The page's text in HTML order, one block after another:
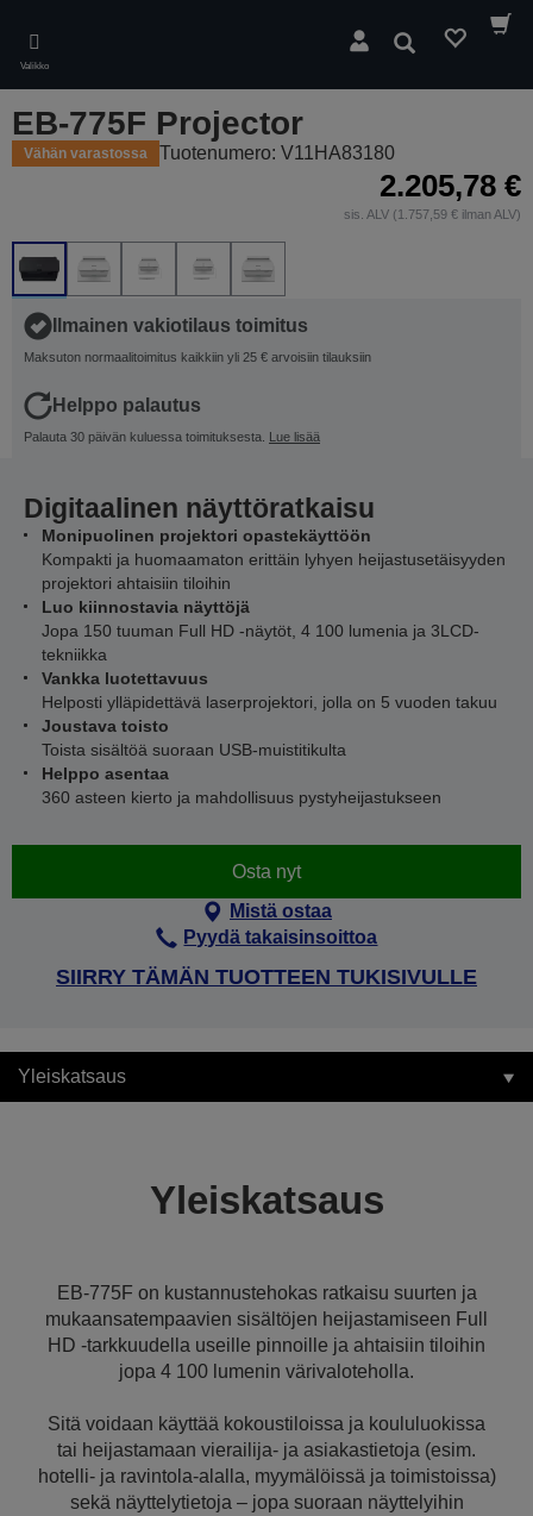
main
content
Valikko
Hae
EB-775F Projector
Vähän varastossa Tuotenumero: V11HA83180
2.205,78 €
sis. ALV (1.757,59 € ilman ALV)
Ilmainen vakiotilaus toimitus
Maksuton normaalitoimitus kaikkiin yli 25 € arvoisiin tilauksiin
Helppo palautus
Palauta 30 päivän kuluessa toimituksesta. Lue lisää
Digitaalinen näyttöratkaisu
Monipuolinen projektori opastekäyttöön
Kompakti ja huomaamaton erittäin lyhyen heijastusetäisyyden
projektori ahtaisiin tiloihin
Luo kiinnostavia näyttöjä
Jopa 150 tuuman Full HD -näytöt, 4 100 lumenia ja 3LCD-
tekniikka
Vankka luotettavuus
Helposti ylläpidettävä laserprojektori, jolla on 5 vuoden takuu
Joustava toisto
Toista sisältöä suoraan USB-muistitikulta
Helppo asentaa
360 asteen kierto ja mahdollisuus pystyheijastukseen
Osta nyt
Mistä ostaa
Pyydä takaisinsoittoa
SIIRRY TÄMÄN TUOTTEEN TUKISIVULLE
Yleiskatsaus
Yleiskatsaus
EB-775F on kustannustehokas ratkaisu suurten ja
mukaansatempaavien sisältöjen heijastamiseen Full
HD -tarkkuudella useille pinnoille ja ahtaisiin tiloihin
jopa 4 100 lumenin värivaloteholla.
Sitä voidaan käyttää kokoustiloissa ja koululuokissa
tai heijastamaan vierailija- ja asiakastietoja (esim.
hotelli- ja ravintola-alalla, myymälöissä ja toimistoissa)
sekä näyttelytietoja – jopa suoraan näyttelyihin